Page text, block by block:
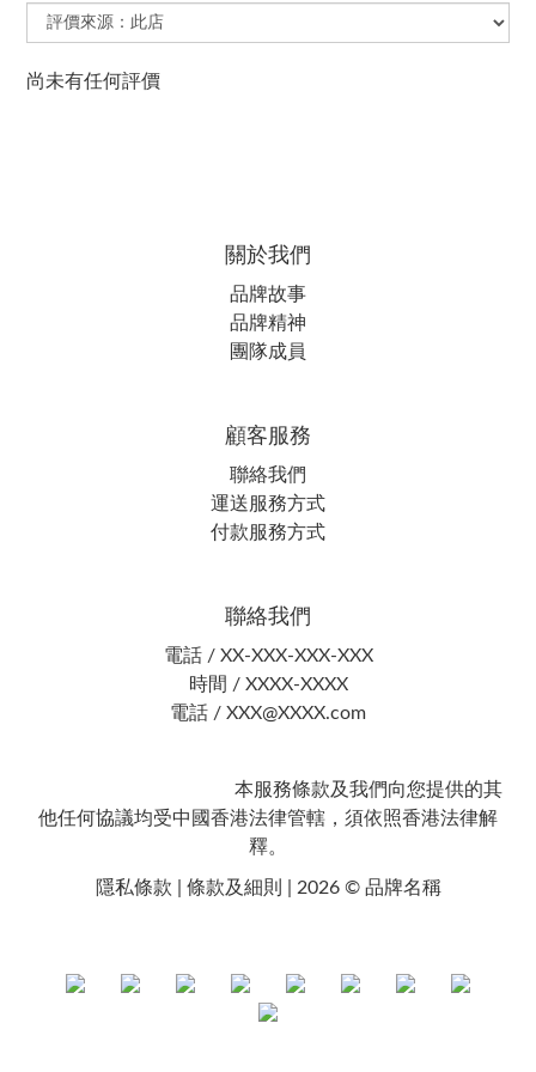
尚未有任何評價
關於我們
品牌故事
品牌精神
團隊成員
顧客服務
聯絡我們
運送服務方式
付款服務方式
聯絡我們
電話 / XX-XXX-XXX-XXX
時間 / XXXX-XXXX
電話 / XXX@XXXX.com
本服務條款及我們向您提供的其
他任何協議均受中國香港法律管轄，須依照香港法律解
釋。
隱私條款 | 條款及細則 | 2026 © 品牌名稱